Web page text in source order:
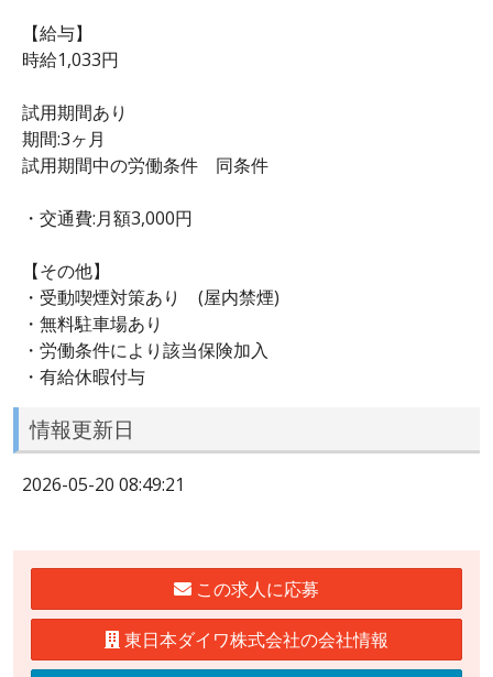
【給与】
時給1,033円
試用期間あり
期間:3ヶ月
試用期間中の労働条件 同条件
・交通費:月額3,000円
【その他】
・受動喫煙対策あり (屋内禁煙)
・無料駐車場あり
・労働条件により該当保険加入
・有給休暇付与
情報更新日
2026-05-20 08:49:21
この求人に応募
東日本ダイワ株式会社の会社情報